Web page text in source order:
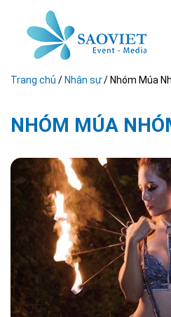
Trang chủ / Nhân sự/ Nhóm Múa
NHÓM MÚA